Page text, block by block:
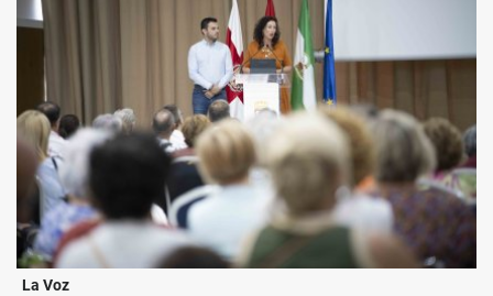
La Voz